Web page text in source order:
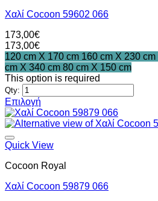
επιλογές
να
επιλεγούν
στη
σελίδα
του
προϊόντος
Χαλί Cocoon 59602 066
173,00€
173,00€
120 cm X 170 cm 160 cm X 230 cm
cm X 340 cm 80 cm X 150 cm
This option is required
Qty:
Επιλογή
Αυτό
το
προϊόν
έχει
παραλλαγές.
επιλογές
Quick View
Cocoon Royal
Χαλί Cocoon 59879 066